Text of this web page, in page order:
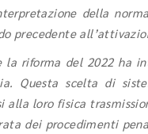
della
precedente
riforma del 2022 ha
Questa scelta di
alla loro fisica
dei procedimenti